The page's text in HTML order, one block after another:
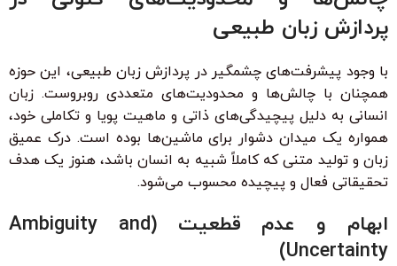
پردازش زبان طبیعی
با وجود پیشرفت‌های چشمگیر در پردازش زبان طبیعی، این حوزه
همچنان با چالش‌ها و محدودیت‌های متعددی روبروست. زبان
انسانی به دلیل پیچیدگی‌های ذاتی و ماهیت پویا و تکاملی خود،
همواره یک میدان دشوار برای ماشین‌ها بوده است. درک عمیق
زبان و تولید متنی که کاملاً شبیه به انسان باشد، هنوز یک هدف
تحقیقاتی فعال و پیچیده محسوب می‌شود.
ابهام و عدم قطعیت (Ambiguity and
Uncertainty)